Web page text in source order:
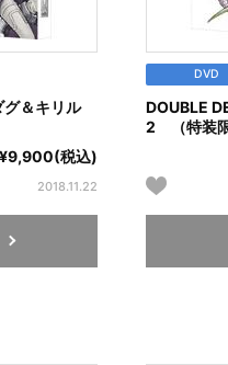
グ＆キリル
¥9,900(税込)
2018.11.22
DVD
DOUBLE
2 （特装限